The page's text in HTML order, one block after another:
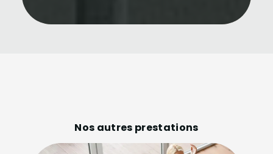
Nos autres prestations